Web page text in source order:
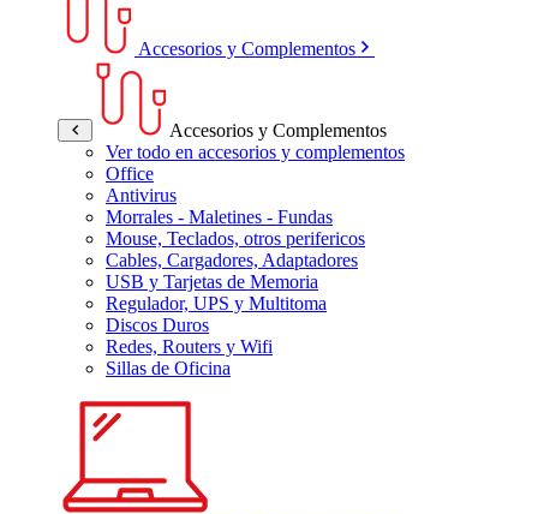
Accesorios y Complementos
Accesorios y Complementos
Ver todo en accesorios y complementos
Office
Antivirus
Morrales - Maletines - Fundas
Mouse, Teclados, otros perifericos
Cables, Cargadores, Adaptadores
USB y Tarjetas de Memoria
Regulador, UPS y Multitoma
Discos Duros
Redes, Routers y Wifi
Sillas de Oficina